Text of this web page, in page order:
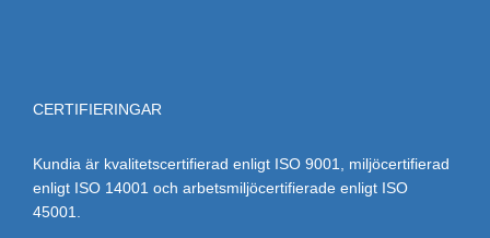
CERTIFIERINGAR
Kundia är kvalitetscertifierad enligt ISO 9001, miljöcertifierad
enligt ISO 14001 och arbetsmiljöcertifierade enligt ISO
45001.